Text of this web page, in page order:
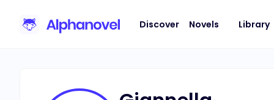
Discover Novels Library